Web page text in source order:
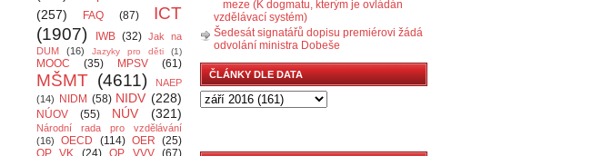
(257)
FAQ (87)
ICT
(1907)
IWB (32) Jak na
DUM
(16) Jazyky pro děti (1)
MOOC (35) MPSV (61)
MŠMT (4611)
NAEP
(14)
NIDM (58) NIDV (228)
NÚOV (55) NÚV (321)
Národní rada pro vzdělávání
(16)
OECD (114) OER (25)
OP VK
(24) OP VVV (67)
meze (K dogmatu, kterým je ovládán
vzdělávací systém)
Šedesát signatářů dopisu premiérovi žádá
odvolání ministra Dobeše
ČLÁNKY DLE DATA